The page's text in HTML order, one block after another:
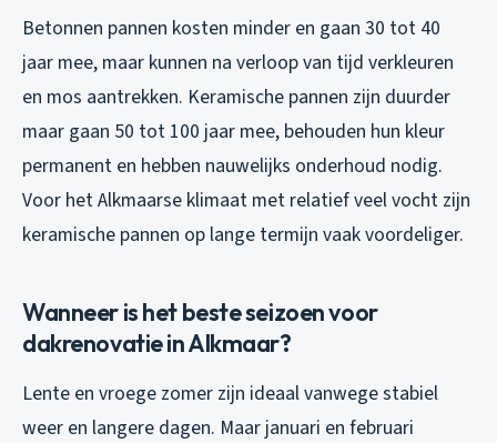
Betonnen pannen kosten minder en gaan 30 tot 40
jaar mee, maar kunnen na verloop van tijd verkleuren
en mos aantrekken. Keramische pannen zijn duurder
maar gaan 50 tot 100 jaar mee, behouden hun kleur
permanent en hebben nauwelijks onderhoud nodig.
Voor het Alkmaarse klimaat met relatief veel vocht zijn
keramische pannen op lange termijn vaak voordeliger.
Wanneer is het beste seizoen voor
dakrenovatie in Alkmaar?
Lente en vroege zomer zijn ideaal vanwege stabiel
weer en langere dagen. Maar januari en februari